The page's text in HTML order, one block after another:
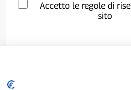
Accetto le regole di
sito